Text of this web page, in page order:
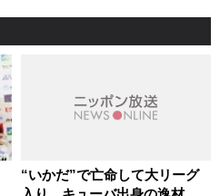
“いかだ”で亡命して大リーグ